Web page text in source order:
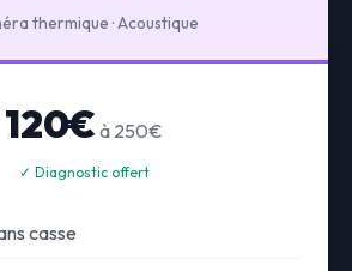
thermique · Acoustique
120€ à 250€
✓ Diagnostic offert
casse